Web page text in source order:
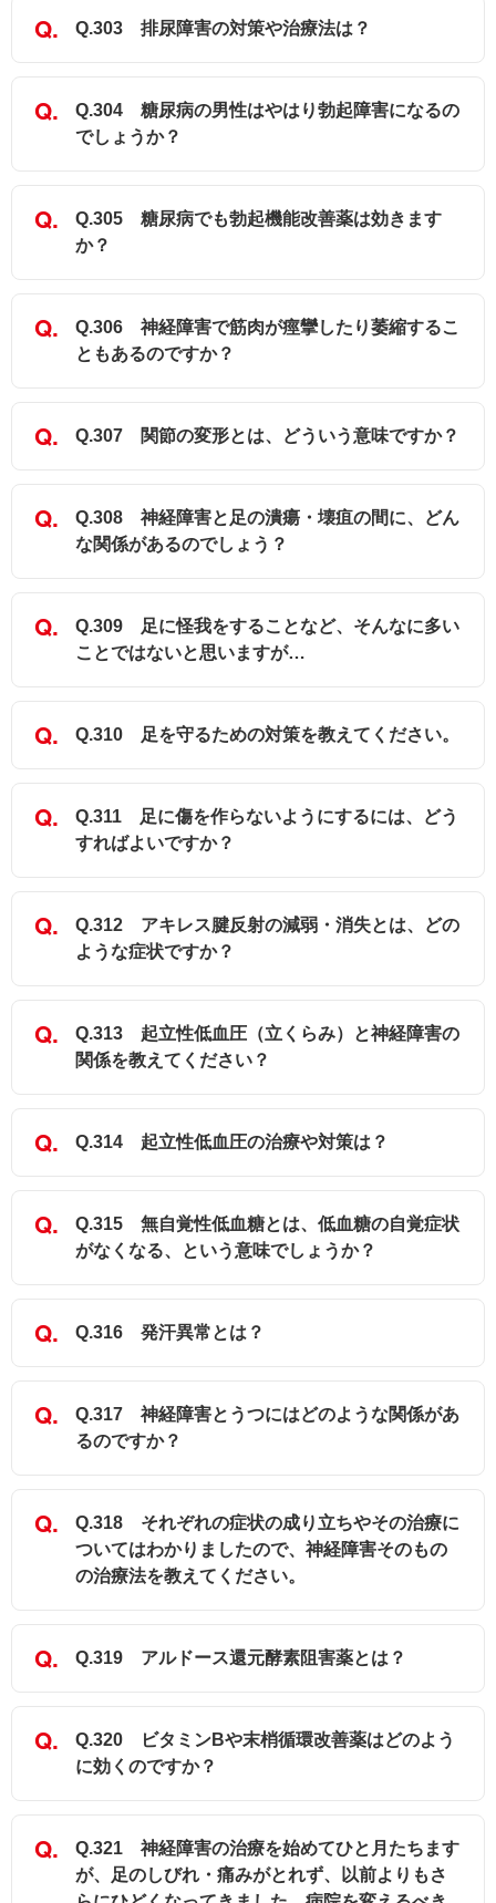
Q.303 排尿障害の対策や治療法は？
Q.304 糖尿病の男性はやはり勃起障害になるの
でしょうか？
Q.305 糖尿病でも勃起機能改善薬は効きます
か？
Q.306 神経障害で筋肉が痙攣したり萎縮するこ
ともあるのですか？
Q.307 関節の変形とは、どういう意味ですか？
Q.308 神経障害と足の潰瘍・壊疽の間に、どん
な関係があるのでしょう？
Q.309 足に怪我をすることなど、そんなに多い
ことではないと思いますが…
Q.310 足を守るための対策を教えてください。
Q.311 足に傷を作らないようにするには、どう
すればよいですか？
Q.312 アキレス腱反射の減弱・消失とは、どの
ような症状ですか？
Q.313 起立性低血圧（立くらみ）と神経障害の
関係を教えてください？
Q.314 起立性低血圧の治療や対策は？
Q.315 無自覚性低血糖とは、低血糖の自覚症状
がなくなる、という意味でしょうか？
Q.316 発汗異常とは？
Q.317 神経障害とうつにはどのような関係があ
るのですか？
Q.318 それぞれの症状の成り立ちやその治療に
ついてはわかりましたので、神経障害そのもの
の治療法を教えてください。
Q.319 アルドース還元酵素阻害薬とは？
Q.320 ビタミンBや末梢循環改善薬はどのよう
に効くのですか？
Q.321 神経障害の治療を始めてひと月たちます
が、足のしびれ・痛みがとれず、以前よりもさ